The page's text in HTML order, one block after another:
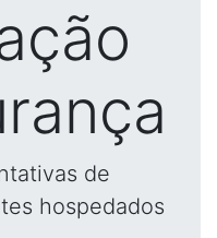
de
hospedados